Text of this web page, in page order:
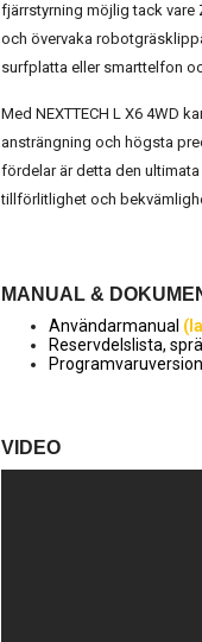
fjärrstyrning möjlig tack vare
och övervaka
surfplatta eller smarttelfon
Med NEXTTECH L X6 4WD
ansträngning och högsta
fördelar är detta den
tillförlitlighet och
MANUAL &
Användarmanual
Reservdelslista,
VIDEO